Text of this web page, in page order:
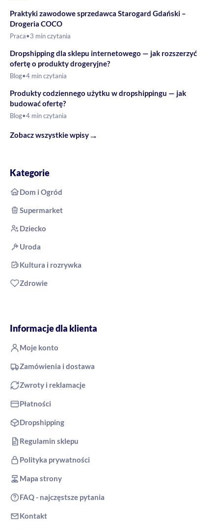
Praktyki zawodowe sprzedawca Starogard Gdański –
Drogeria COCO
Praca•3 min czytania
Dropshipping dla sklepu internetowego — jak rozszerzyć
ofertę o produkty drogeryjne?
Blog•4 min czytania
Produkty codziennego użytku w dropshippingu — jak
budować ofertę?
Blog•4 min czytania
Zobacz wszystkie wpisy→
Kategorie
Dom i Ogród
Supermarket
Dziecko
Uroda
Kultura i rozrywka
Zdrowie
Informacje dla klienta
Moje konto
Zamówienia i dostawa
Zwroty i reklamacje
Płatności
Dropshipping
Regulamin sklepu
Polityka prywatności
Mapa strony
FAQ - najczęstsze pytania
Kontakt